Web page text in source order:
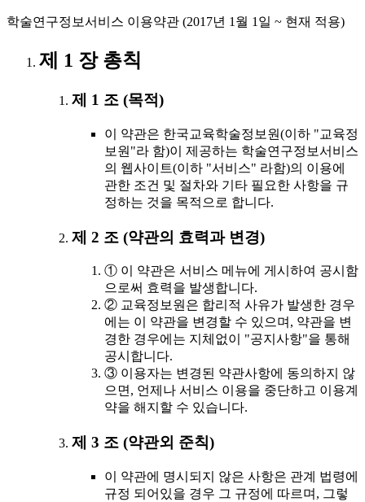
학술연구정보서비스 이용약관 (2017년 1월 1일 ~ 현재 적용)
제 1 장 총칙
제 1 조 (목적)
이 약관은 한국교육학술정보원(이하 "교육정
보원"라 함)이 제공하는 학술연구정보서비스
의 웹사이트(이하 "서비스" 라함)의 이용에
관한 조건 및 절차와 기타 필요한 사항을 규
정하는 것을 목적으로 합니다.
제 2 조 (약관의 효력과 변경)
① 이 약관은 서비스 메뉴에 게시하여 공시함
으로써 효력을 발생합니다.
② 교육정보원은 합리적 사유가 발생한 경우
에는 이 약관을 변경할 수 있으며, 약관을 변
경한 경우에는 지체없이 "공지사항"을 통해
공시합니다.
③ 이용자는 변경된 약관사항에 동의하지 않
으면, 언제나 서비스 이용을 중단하고 이용계
약을 해지할 수 있습니다.
제 3 조 (약관외 준칙)
이 약관에 명시되지 않은 사항은 관계 법령에
규정 되어있을 경우 그 규정에 따르며, 그렇